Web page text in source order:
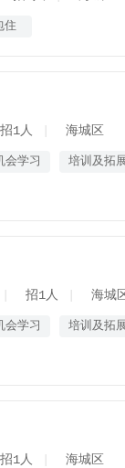
住
招1人 海城区
会学习 培训及拓
招1人 海城
会学习 培训及拓
招1人 海城区